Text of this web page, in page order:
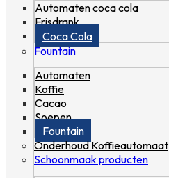
Automaten coca cola
Frisdrank
Coca Cola
Fountain
Automaten
Koffie
Cacao
Soepen
Fountain
Onderhoud Koffieautomaat
Schoonmaak producten